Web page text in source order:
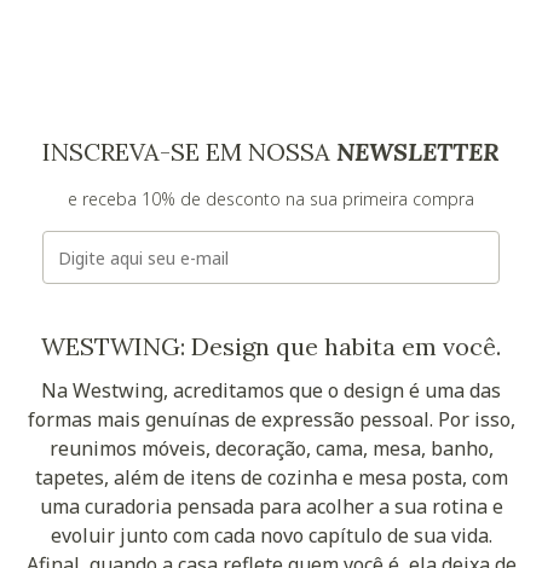
INSCREVA-SE EM NOSSA NEWSLETTER
e receba 10% de desconto na sua primeira compra
WESTWING: Design que habita em você.
Na Westwing, acreditamos que o design é uma das
formas mais genuínas de expressão pessoal. Por isso,
reunimos móveis, decoração, cama, mesa, banho,
tapetes, além de itens de cozinha e mesa posta, com
uma curadoria pensada para acolher a sua rotina e
evoluir junto com cada novo capítulo de sua vida.